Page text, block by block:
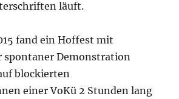
läuft.
fand ein Hoffest mit
spontaner Demonstration
blockierten
einer VoKü 2 Stunden lang